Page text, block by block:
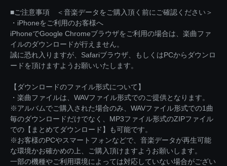
■ご注意事項 ＜音楽データをご購入頂く前にご確認ください＞
・iPhoneをご利用のお客様へ
iPhoneでGoogle Chromeブラウザをご利用の場合は、楽曲ファ
イルのダウンロードが行えません。
誠に恐れ入りますが、Safariブラウザ、もしくはPCからダウンロ
ードを頂けますようお願いいたします。
【ダウンロードのファイル形式について】
・楽曲ファイルは、WAVファイル形式でのご提供となります。
※アルバムでご購入された場合のみ、WAVファイル形式での1曲
毎のダウンロードだけでなく、MP3ファイル形式のZIPファイル
での【まとめてダウンロード】も可能です。
※お客様のPCやスマートフォンなどで、音楽データが再生可能
な環境かお確かめの上、ご購入頂けますようお願いします。
一部の機種やご利用環境によっては対応していない場合がござい